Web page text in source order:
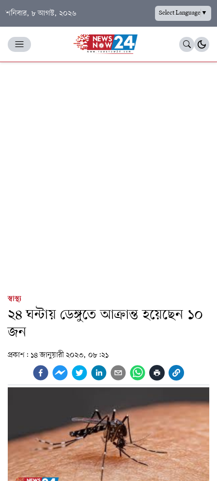
শনিবার, ৮ আগস্ট, ২০২৬ Select Language▼
স্বাস্থ্য
২৪ ঘন্টায় ডেঙ্গুতে আক্রান্ত হয়েছেন ১০
জন
প্রকাশ: ১৪ জানুয়ারী ২০২৩, ০৮:২১